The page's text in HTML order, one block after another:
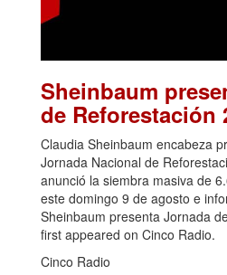
Sheinbaum
de Reforestación
Claudia Sheinbaum encabeza
Jornada Nacional de
anunció la siembra masiva de
este domingo 9 de agosto e
Sheinbaum presenta Jornada
first appeared on Cinco Radio.
Cinco Radio